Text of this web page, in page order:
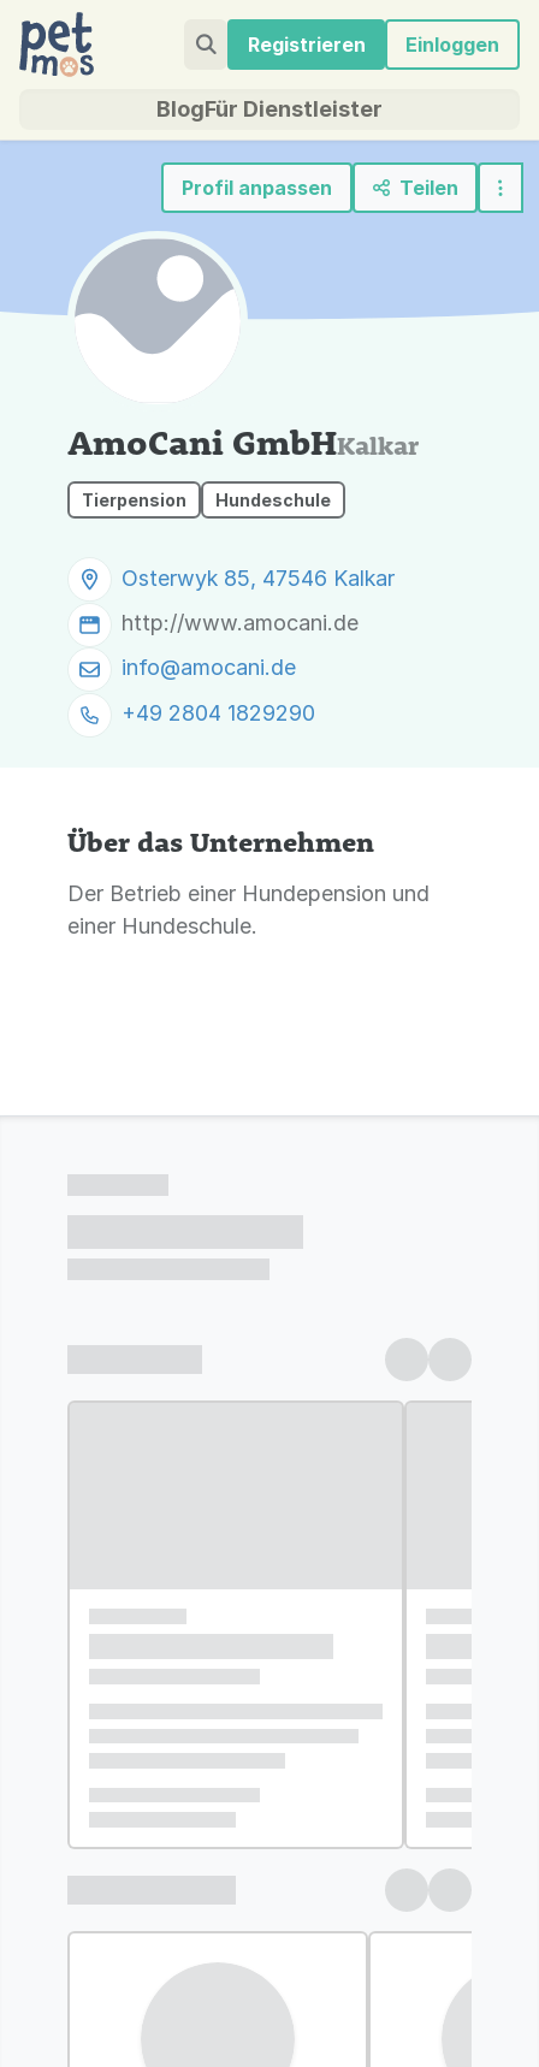
Registrieren Einloggen
BlogFür Dienstleister
Profil anpassen Teilen
AmoCani GmbHKalkar
Tierpension Hundeschule
Osterwyk 85, 47546 Kalkar
http://www.amocani.de
info@amocani.de
+49 2804 1829290
Über das Unternehmen
Der Betrieb einer Hundepension und
einer Hundeschule.